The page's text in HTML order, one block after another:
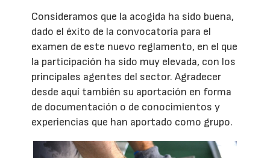
Consideramos que la acogida ha sido buena,
dado el éxito de la convocatoria para el
examen de este nuevo reglamento, en el que
la participación ha sido muy elevada, con los
principales agentes del sector. Agradecer
desde aquí también su aportación en forma
de documentación o de conocimientos y
experiencias que han aportado como grupo.